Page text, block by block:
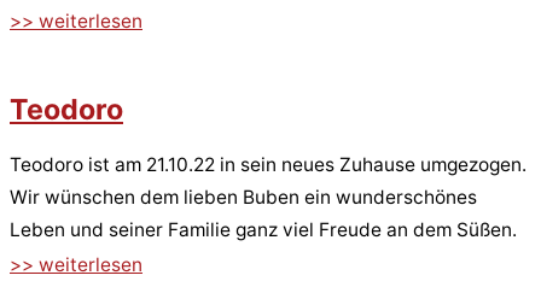
>> weiterlesen
Teodoro
Teodoro ist am 21.10.22 in sein neues Zuhause umgezogen.
Wir wünschen dem lieben Buben ein wunderschönes
Leben und seiner Familie ganz viel Freude an dem Süßen.
>> weiterlesen